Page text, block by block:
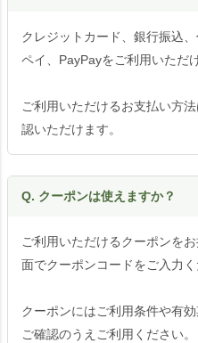
クレジットカード、銀行振込
ペイ、PayPayをご利用いただ
ご利用いただけるお支払い方
認いただけます。
Q. クーポンは使えますか？
ご利用いただけるクーポンを
面でクーポンコードをご入力く
クーポンにはご利用条件や有
ご確認のうえご利用ください。